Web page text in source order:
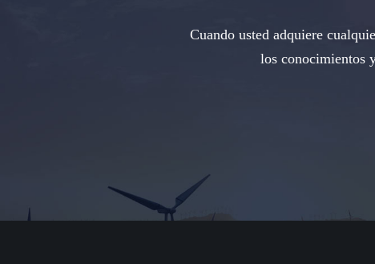
Cuando usted adquiere
los conocimientos